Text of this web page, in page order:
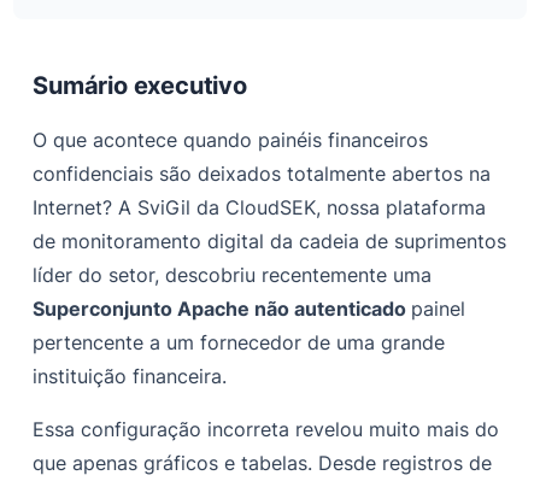
A descoberta: a um clique da catástrofe
Amostras dos dados expostos:
Impacto nos negócios:
A vantagem do SviGil: proteção proativa que
compensa
Sumário executivo
O que acontece quando painéis financeiros
confidenciais são deixados totalmente abertos na
Internet? A SviGil da CloudSEK, nossa plataforma
de monitoramento digital da cadeia de suprimentos
líder do setor, descobriu recentemente uma
Superconjunto Apache não autenticado painel
pertencente a um fornecedor de uma grande
instituição financeira.
Essa configuração incorreta revelou muito mais do
que apenas gráficos e tabelas. Desde registros de